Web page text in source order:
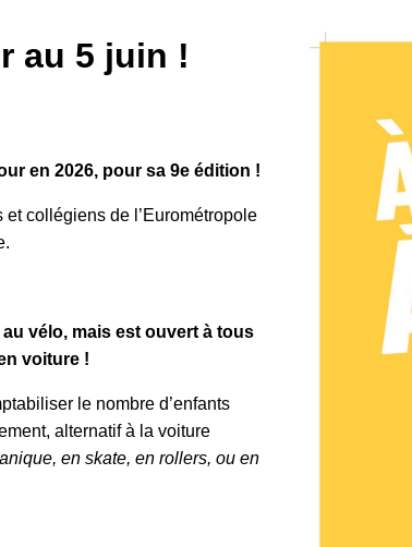
au 5 juin !
en 2026, pour sa 9e édition !
collégiens de l’Eurométropole
vélo, mais est ouvert à tous
voiture !
le nombre d’enfants
alternatif à la voiture
en skate, en rollers, ou en